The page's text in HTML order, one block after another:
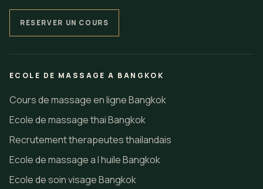
RESERVER UN COURS
ECOLE DE MASSAGE A BANGKOK
Cours de massage en ligne Bangkok
Ecole de massage thai Bangkok
Recrutement therapeutes thailandais
Ecole de massage a l huile Bangkok
Ecole de soin visage Bangkok